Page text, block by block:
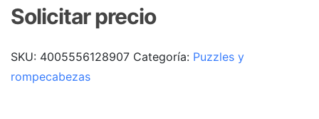
Solicitar precio
SKU: 4005556128907 Categoría: Puzzles y
rompecabezas